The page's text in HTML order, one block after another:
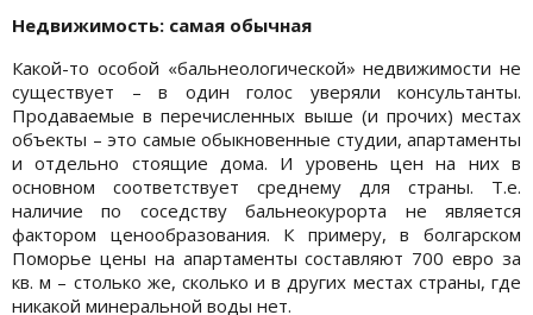
Недвижимость: самая обычная
Какой-то особой «бальнеологической» недвижимости не
существует – в один голос уверяли консультанты.
Продаваемые в перечисленных выше (и прочих) местах
объекты – это самые обыкновенные студии, апартаменты
и отдельно стоящие дома. И уровень цен на них в
основном соответствует среднему для страны. Т.е.
наличие по соседству бальнеокурорта не является
фактором ценообразования. К примеру, в болгарском
Поморье цены на апартаменты составляют 700 евро за
кв. м – столько же, сколько и в других местах страны, где
никакой минеральной воды нет.